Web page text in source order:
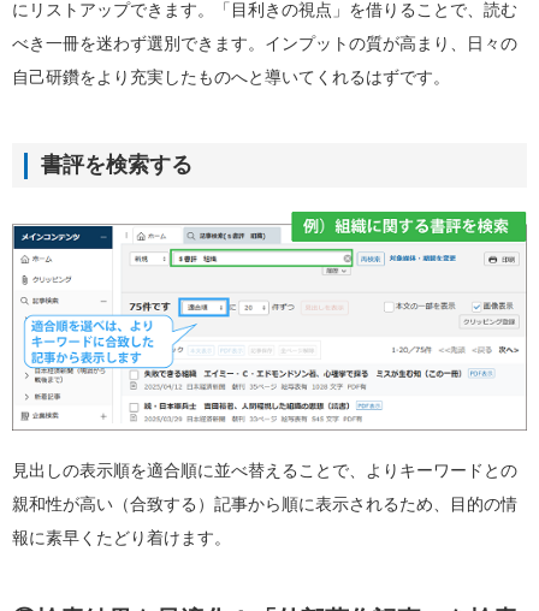
にリストアップできます。「目利きの視点」を借りることで、読む
べき一冊を迷わず選別できます。インプットの質が高まり、日々の
自己研鑽をより充実したものへと導いてくれるはずです。
書評を検索する
見出しの表示順を適合順に並べ替えることで、よりキーワードとの
親和性が高い（合致する）記事から順に表示されるため、目的の情
報に素早くたどり着けます。